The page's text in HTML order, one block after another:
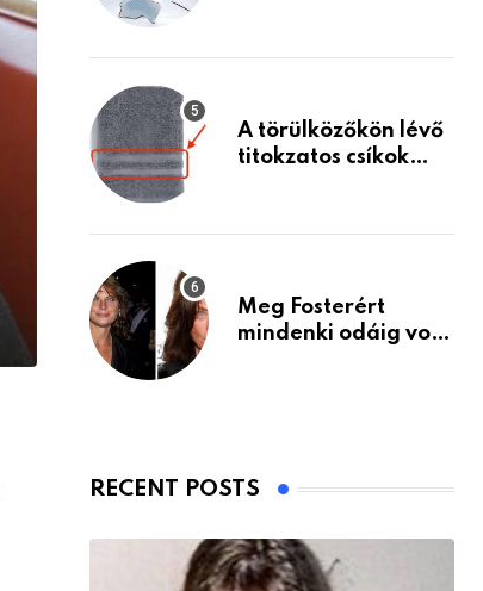
A törülközőkön lévő
titokzatos csíkok
Meg Fosterért
mindenki odáig volt
RECENT POSTS